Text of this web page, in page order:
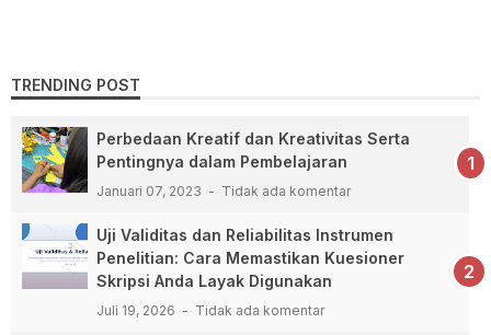
TRENDING POST
Perbedaan Kreatif dan Kreativitas Serta
Pentingnya dalam Pembelajaran
Januari 07, 2023 Tidak ada komentar
Uji Validitas dan Reliabilitas Instrumen
Penelitian: Cara Memastikan Kuesioner
Skripsi Anda Layak Digunakan
Juli 19, 2026 Tidak ada komentar